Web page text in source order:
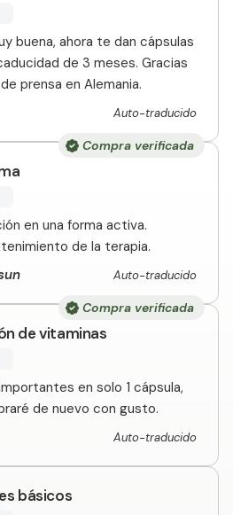
buena, ahora te dan cápsulas
de 3 meses. Gracias
prensa en Alemania.
Auto-traducido
Compra verificada
en una forma activa.
de la terapia.
Auto-traducido
Compra verificada
de vitaminas
en solo 1 cápsula,
de nuevo con gusto.
Auto-traducido
básicos